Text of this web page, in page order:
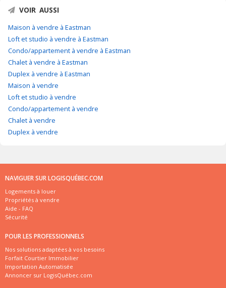
VOIR AUSSI
Maison à vendre à Eastman
Loft et studio à vendre à Eastman
Condo/appartement à vendre à Eastman
Chalet à vendre à Eastman
Duplex à vendre à Eastman
Maison à vendre
Loft et studio à vendre
Condo/appartement à vendre
Chalet à vendre
Duplex à vendre
NAVIGUER SUR LOGISQUÉBEC.COM
Logements à louer
Propriétés à vendre
Aide - FAQ
Sécurité
POUR LES PROFESSIONNELS
Nos solutions adaptées à vos besoins
Forfait Courtier Immobilier
Importation Automatisée
Annoncer sur LogisQuébec.com